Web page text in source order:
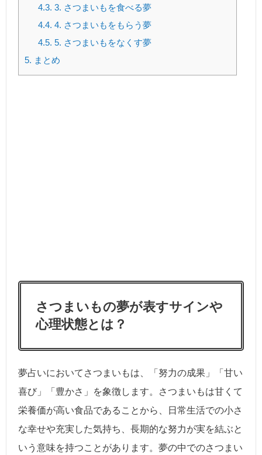
4.3. 3. さつまいもを食べる夢
4.4. 4. さつまいもをもらう夢
4.5. 5. さつまいもをなくす夢
5. まとめ
さつまいもの夢が表すサインや
心理状態とは？
夢占いにおいてさつまいもは、「努力の成果」「甘い
喜び」「豊かさ」を象徴します。さつまいもは甘くて
栄養価が高い食品であることから、日常生活での小さ
な幸せや充実した気持ち、長期的な努力が実を結ぶと
いう意味を持つことがあります。夢の中でのさつまい